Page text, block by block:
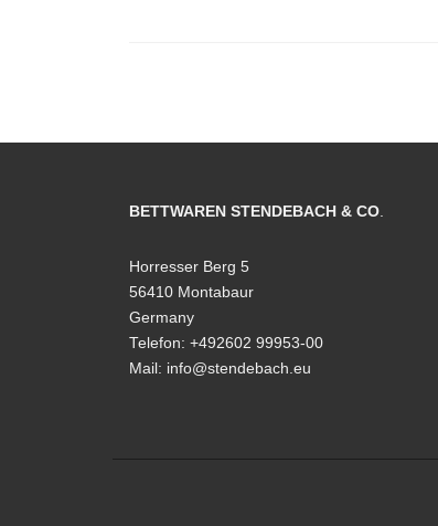
BETTWAREN STENDEBACH & CO.
Horresser Berg 5
56410 Montabaur
Germany
Telefon: +492602 99953-00
Mail: info@stendebach.eu